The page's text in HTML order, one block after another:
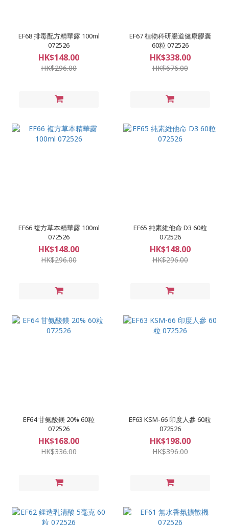
EF68 排毒配方精華露 100ml
072526
HK$148.00
HK$296.00
EF67 植物科研腸道健康膠囊
60粒 072526
HK$338.00
HK$676.00
EF66 複方草本精華露 100ml
072526
HK$148.00
HK$296.00
EF65 純素維他命 D3 60粒
072526
HK$148.00
HK$296.00
EF64 甘氨酸鎂 20% 60粒
072526
HK$168.00
HK$336.00
EF63 KSM-66 印度人參 60粒
072526
HK$198.00
HK$396.00